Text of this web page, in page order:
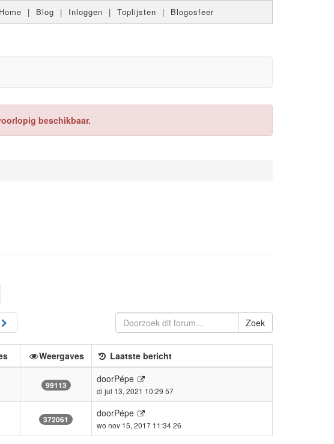
Home | Blog | Inloggen | Toplijsten | Blogosfeer
beschikbaar.
Volgende Zoek
Weergaves
Laatste bericht
99113
doorPépe
di jul 13, 2021 10:29 57
372061
doorPépe
wo nov 15, 2017 11:34 26